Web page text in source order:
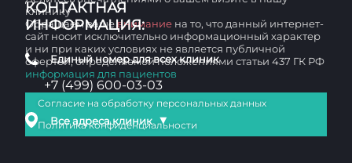
КОНТАКТНАЯ
ИНФОРМАЦИЯ:
Единый номер для всех клиник
+7 (499) 600-03-03
Все адреса клиник ▼
клинику
Обращаем вашевнимание на то, что данный интернет-
сайт носит исключительно информационный характер
и ни при каких условиях не является публичной
офертой, определяемой положениями статьи 437 ГК РФ
информация для пациентов
Согласие на обработку персональных данных
Политика конфиденциальности